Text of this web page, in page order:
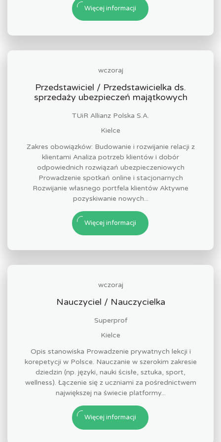
Więcej informacji
wczoraj
Przedstawiciel / Przedstawicielka ds.
sprzedaży ubezpieczeń majątkowych
TUiR Allianz Polska S.A.
Kielce
Zakres obowiązków: Budowanie i rozwijanie relacji z
klientami Analiza potrzeb klientów i dobór
odpowiednich rozwiązań ubezpieczeniowych
Prowadzenie spotkań online i stacjonarnych
Rozwijanie własnego portfela klientów Aktywne
pozyskiwanie nowych...
Więcej informacji
wczoraj
Nauczyciel / Nauczycielka
Superprof
Kielce
Opis stanowiska Prowadzenie prywatnych lekcji i
korepetycji w Polsce. Nauczanie w szerokim zakresie
dziedzin (np. języki, nauki ścisłe, sztuka, sport,
wellness). Łączenie się z uczniami za pośrednictwem
największej na świecie platformy...
Więcej informacji